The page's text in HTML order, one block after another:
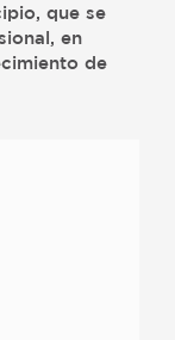
que se
en
de